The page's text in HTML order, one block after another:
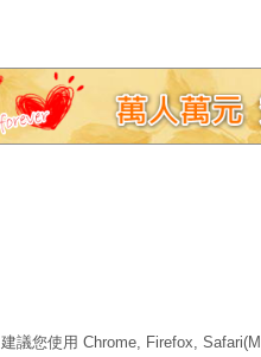
建議您使用 Chrome, Firefox,